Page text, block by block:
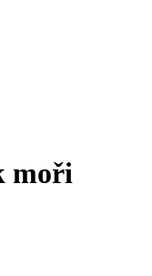
moři